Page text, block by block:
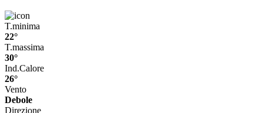
T.minima
22°
T.massima
30°
Ind.Calore
26°
Vento
Debole
Direzione